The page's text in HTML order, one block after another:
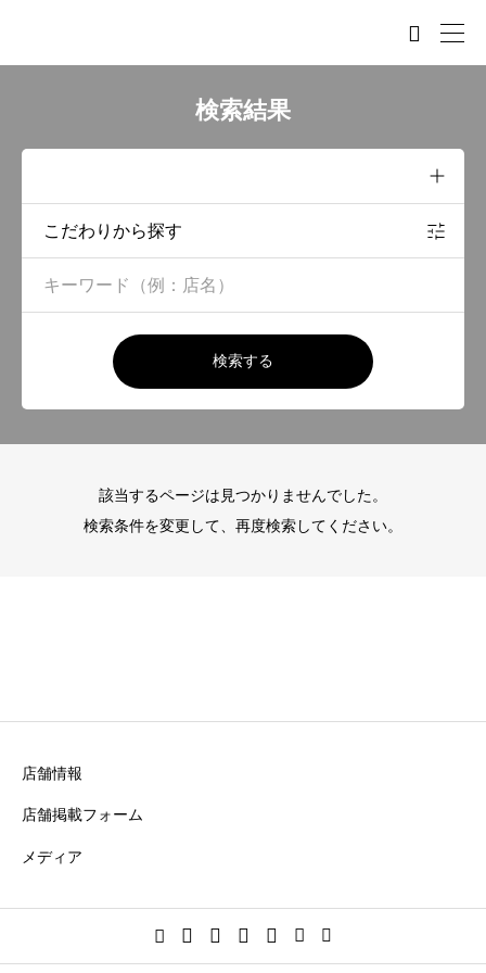

検索結果
こだわりから探す
検索する
該当するページは見つかりませんでした。
検索条件を変更して、再度検索してください。
店舗情報
店舗掲載フォーム
メディア